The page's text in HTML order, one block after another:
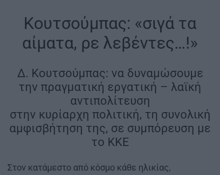
Κουτσούμπας: «σιγά τα
αίματα, ρε λεβέντες…!»
Δ. Κουτσούμπας: να δυναμώσουμε
την πραγματική εργατική – λαϊκή
αντιπολίτευση
στην κυρίαρχη πολιτική, τη συνολική
αμφισβήτηση της, σε συμπόρευση με
το ΚΚΕ
Στον κατάμεστο από κόσμο κάθε ηλικίας,